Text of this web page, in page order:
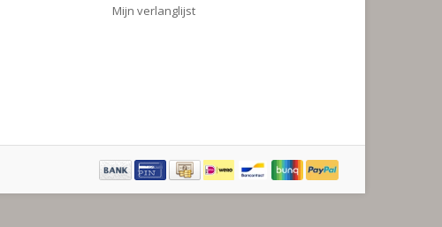
Mijn verlanglijst